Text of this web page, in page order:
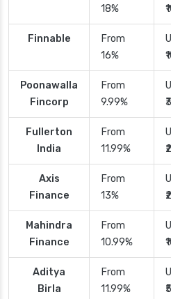
18%
Finnable
From
16%
Poonawalla
Fincorp
From
9.99%
Fullerton
India
From
11.99%
Axis
Finance
From
13%
Mahindra
Finance
From
10.99%
Aditya
Birla
From
11.99%